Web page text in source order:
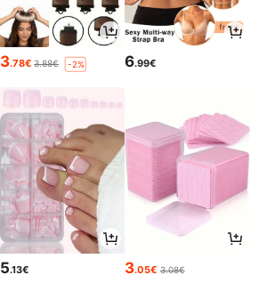
3.78€ 3.88€ -2% 6.99€
5.13€ 3.05€ 3.08€